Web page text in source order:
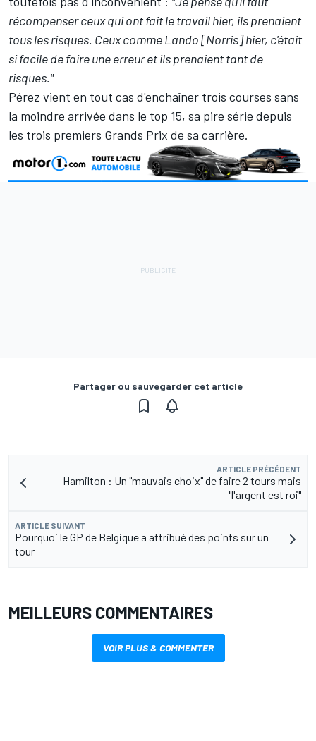
récompenser ceux qui ont fait le travail hier, ils prenaient
tous les risques. Ceux comme Lando [Norris] hier, c'était
si facile de faire une erreur et ils prenaient tant de
risques."
Pérez vient en tout cas d'enchaîner trois courses sans
la moindre arrivée dans le top 15, sa pire série depuis
les trois premiers Grands Prix de sa carrière.
Partager ou sauvegarder cet article
ARTICLE PRÉCÉDENT
Hamilton : Un "mauvais choix" de faire 2 tours mais
"l'argent est roi"
ARTICLE SUIVANT
Pourquoi le GP de Belgique a attribué des points sur un
tour
MEILLEURS COMMENTAIRES
VOIR PLUS & COMMENTER